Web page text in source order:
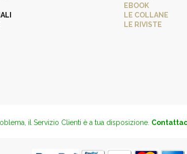
EBOOK
LE COLLANE
LE RIVISTE
il Servizio Clienti è a tua disposizione.